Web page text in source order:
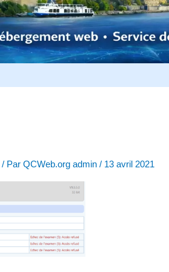
/ ParQCWeb.org admin/ 13 avril 2021